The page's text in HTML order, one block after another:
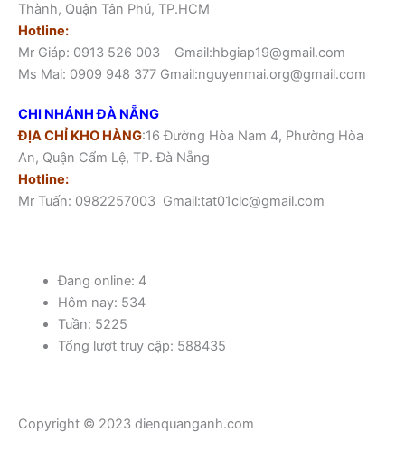
Thành, Quận Tân Phú, TP.HCM
Hotline:
Mr Giáp: 0913 526 003 Gmail:hbgiap19@gmail.com
Ms Mai: 0909 948 377 Gmail:nguyenmai.org@gmail.com
CHI NHÁNH ĐÀ NẴNG
ĐỊA CHỈ KHO HÀNG:16 Đường Hòa Nam 4, Phường Hòa
An, Quận Cẩm Lệ, TP. Đà Nẵng
Hotline:
Mr Tuấn: 0982257003 Gmail:tat01clc@gmail.com
Đang online: 4
Hôm nay: 534
Tuần: 5225
Tổng lượt truy cập: 588435
Copyright © 2023 dienquanganh.com